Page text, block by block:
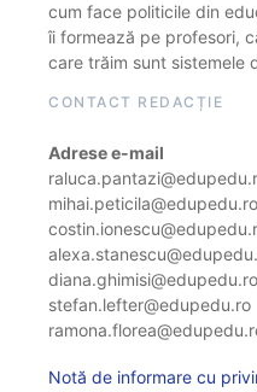
cum face politicile din
îi formează pe profesori,
care trăim sunt sistemele
CONTACT REDACȚIE
Adrese e-mail
mihai.peticila@edupedu.ro
diana.ghimisi@edupedu.ro
stefan.lefter@edupedu.ro
Notă de informare cu